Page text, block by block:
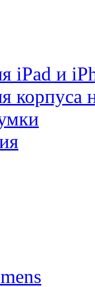
iPad и
корпуса